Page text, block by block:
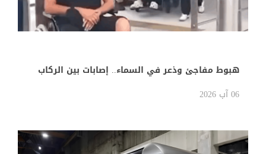
هبوط مفاجئ وذعر في السماء.. إصابات بين الركاب
وطاقم طائرة إير إنديا
06 آب 2026